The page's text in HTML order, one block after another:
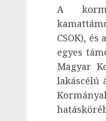
A
CSOK),
egyes
Magyar
lakáscélú